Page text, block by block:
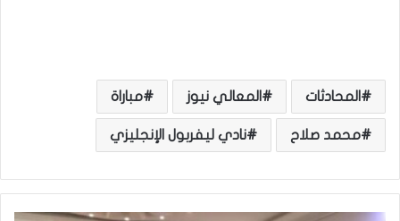
المحادثات المعالي نيوز مباراة
محمد صلاح نادي ليفربول الإنجليزي